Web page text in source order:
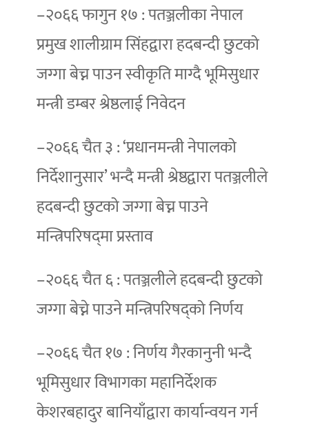
–२०६६ फागुन १७ : पतञ्जलीका नेपाल
प्रमुख शालीग्राम सिंहद्वारा हदबन्दी छुटको
जग्गा बेच्न पाउन स्वीकृति माग्दै भूमिसुधार
मन्त्री डम्बर श्रेष्ठलाई निवेदन
–२०६६ चैत ३ : ‘प्रधानमन्त्री नेपालको
निर्देशानुसार’ भन्दै मन्त्री श्रेष्ठद्वारा पतञ्जलीले
हदबन्दी छुटको जग्गा बेच्न पाउने
मन्त्रिपरिषद्‌मा प्रस्ताव
–२०६६ चैत ६ : पतञ्जलीले हदबन्दी छुटको
जग्गा बेच्ने पाउने मन्त्रिपरिषद्को निर्णय
–२०६६ चैत १७ : निर्णय गैरकानुनी भन्दै
भूमिसुधार विभागका महानिर्देशक
केशरबहादुर बानियाँद्वारा कार्यान्वयन गर्न